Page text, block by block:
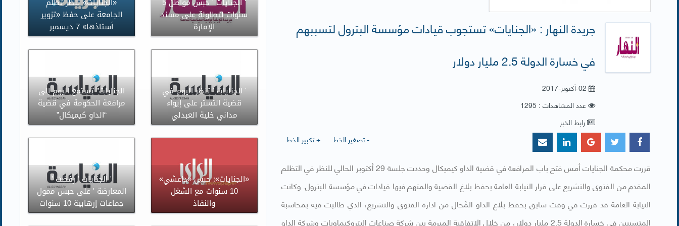
جريدة النهار : «الجنايات» تستجوب قيادات مؤسسة البترول لتسببهم
في خسارة الدولة 2.5 مليار دولار
02-أكتوبر-2017
عدد المشاهدات : 1295
رابط الخبر
+ تكبير الخط
- تصغير الخط
قررت محكمة الجنايات أمس فتح باب المرافعة في قضية الداو كيميكال وحددت جلسة 29 أكتوبر الحالي للنظر في التظلم
المقدم من الفتوى والتشريع على قرار النيابة العامة بحفظ بلاغ القضية والمتهم فيها قيادات في مؤسسة البترول. وكانت
النيابة العامة قد قررت في وقت سابق بحفظ بلاغ الداو المُحال من ادارة الفتوى والتشريع، الذي طالبت فيه بمحاسبة
المتسببين في خسارة الدولة 2.5 مليار دولار، من خلال الاتفاقية المبرمة بين شركة صناعات البتروكيماويات وشركة الداو
الجامعة على حفظ «تزوير
أستاذها» 7 ديسمبر
سنوات لتطاولة على مسند
الإمارة
الجنايات” تستمع اليوم إلى
مرافعة الحكومة في قضية
“الداو كيميكال”
' الجنايات ' تنظر اليوم في
قضية التستر على إيواء
مداني خلية العبدلي
' الجنايات ' رفضت '
المعارضة ' على حبس ممول
جماعات إرهابية 10 سنوات
«الجنايات»: حبس «داعشي»
10 سنوات مع الشغل
والنفاذ